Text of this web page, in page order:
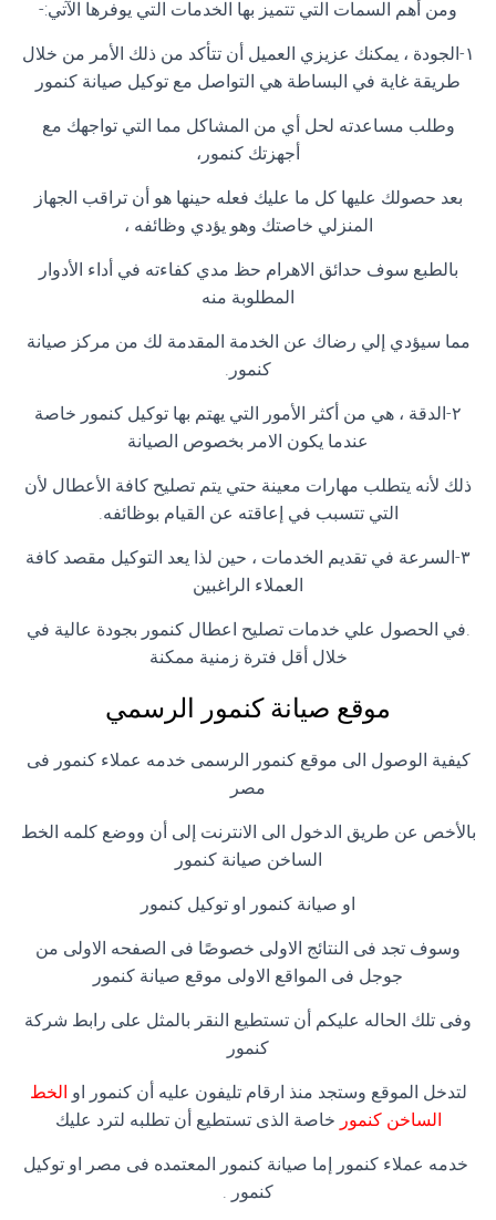
ومن أهم السمات التي تتميز بها الخدمات التي يوفرها الآتي:-
١-الجودة ، يمكنك عزيزي العميل أن تتأكد من ذلك الأمر من خلال
طريقة غاية في البساطة هي التواصل مع توكيل صيانة كنمور
وطلب مساعدته لحل أي من المشاكل مما التي تواجهك مع
أجهزتك كنمور،
بعد حصولك عليها كل ما عليك فعله حينها هو أن تراقب الجهاز
المنزلي خاصتك وهو يؤدي وظائفه ،
بالطبع سوف حدائق الاهرام حظ مدي كفاءته في أداء الأدوار
المطلوبة منه
مما سيؤدي إلي رضاك عن الخدمة المقدمة لك من مركز صيانة
كنمور.
٢-الدقة ، هي من أكثر الأمور التي يهتم بها توكيل كنمور خاصة
عندما يكون الامر بخصوص الصيانة
ذلك لأنه يتطلب مهارات معينة حتي يتم تصليح كافة الأعطال لأن
التي تتسبب في إعاقته عن القيام بوظائفه.
٣-السرعة في تقديم الخدمات ، حين لذا يعد التوكيل مقصد كافة
العملاء الراغبين
.في الحصول علي خدمات تصليح اعطال كنمور بجودة عالية في
خلال أقل فترة زمنية ممكنة
موقع صيانة كنمور الرسمي
كيفية الوصول الى موقع كنمور الرسمى خدمه عملاء كنمور فى
مصر
بالأخص عن طريق الدخول الى الانترنت إلى أن ووضع كلمه الخط
الساخن صيانة كنمور
او صيانة كنمور او توكيل كنمور
وسوف تجد فى النتائج الاولى خصوصًا فى الصفحه الاولى من
جوجل فى المواقع الاولى موقع صيانة كنمور
وفى تلك الحاله عليكم أن تستطيع النقر بالمثل على رابط شركة
كنمور
لتدخل الموقع وستجد منذ ارقام تليفون عليه أن كنمور او الخط
الساخن كنمور خاصة الذى تستطيع أن تطلبه لترد عليك
خدمه عملاء كنمور إما صيانة كنمور المعتمده فى مصر او توكيل
كنمور .